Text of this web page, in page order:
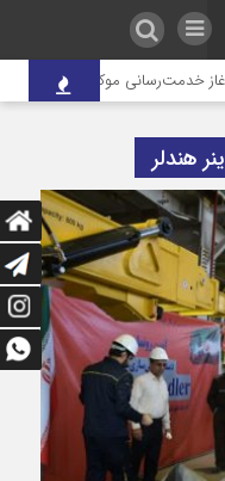
خدمت‌رسانی موکب درمانی
هندلر